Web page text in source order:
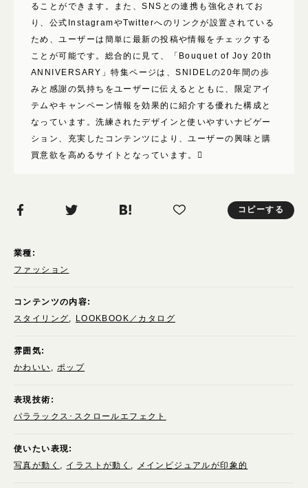
ることができます。また、SNSとの連携も強化されてお
り、公式InstagramやTwitterへのリンクが設置されている
ため、ユーザーは簡単に最新の投稿や情報をチェックする
ことが可能です。総合的に見て、「Bouquet of Joy 20th
ANNIVERSARY」特集ページは、SNIDELの20年間の歩
みと感謝の気持ちをユーザーに伝えるとともに、限定アイ
テムやキャンペーン情報を効果的に紹介する優れた構成と
なっています。洗練されたデザインと使いやすいナビゲー
ション、充実したコンテンツにより、ユーザーの興味と購
買意欲を高めるサイトとなっています。
コピーする
業種:
ファッション
コンテンツの内容:
スタイリング
LOOKBOOK／カタログ
雰囲気:
かわいい
ポップ
表現技術:
パララックス･スクロールエフェクト
使いたい表現:
写真が動く
イラストが動く メインビジュアルが印象的